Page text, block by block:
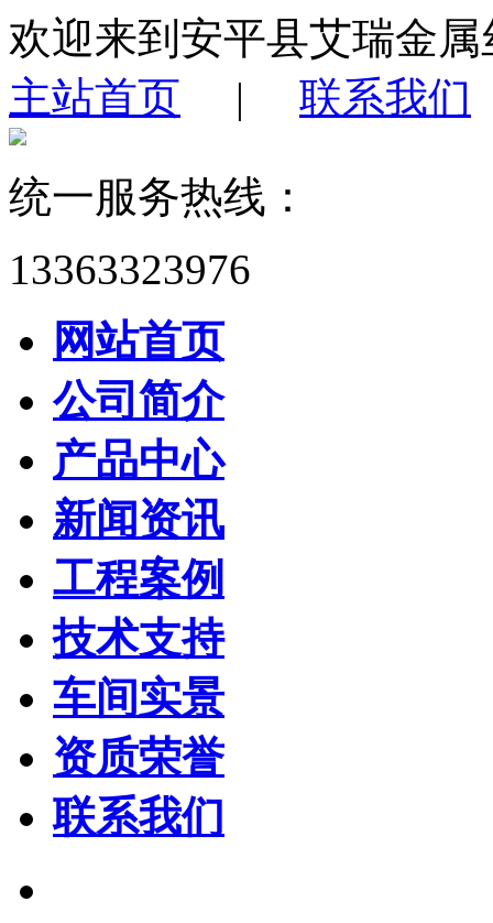
欢迎来到安平县艾瑞金
主站首页 | 联系我们
统一服务热线：
13363323976
网站首页
公司简介
产品中心
新闻资讯
工程案例
技术支持
车间实景
资质荣誉
联系我们